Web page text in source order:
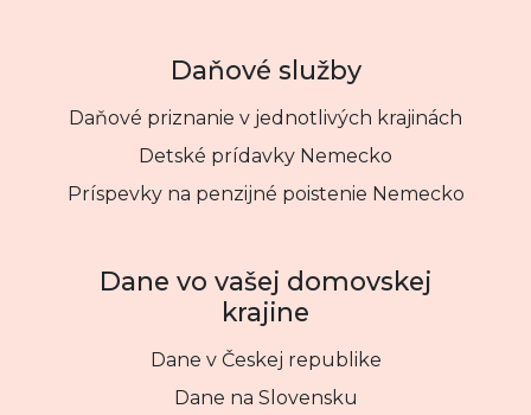
Daňové služby
Daňové priznanie v jednotlivých krajinách
Detské prídavky Nemecko
Príspevky na penzijné poistenie Nemecko
Dane vo vašej domovskej
krajine
Dane v Českej republike
Dane na Slovensku